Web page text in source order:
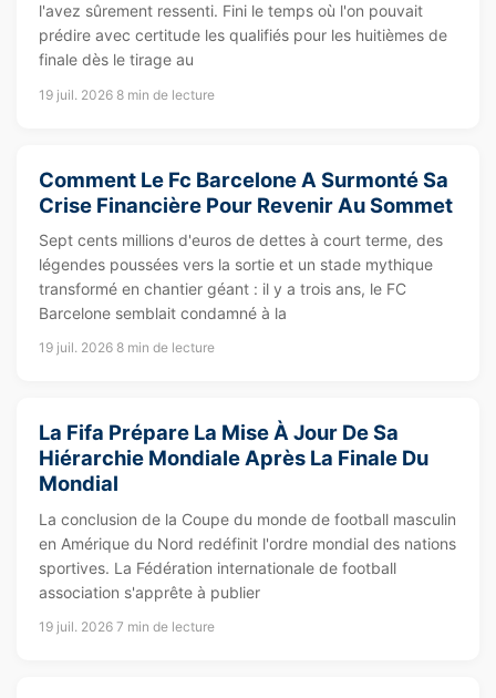
l'avez sûrement ressenti. Fini le temps où l'on pouvait
prédire avec certitude les qualifiés pour les huitièmes de
finale dès le tirage au
19 juil. 2026 8 min de lecture
Comment Le Fc Barcelone A Surmonté Sa
Crise Financière Pour Revenir Au Sommet
Sept cents millions d'euros de dettes à court terme, des
légendes poussées vers la sortie et un stade mythique
transformé en chantier géant : il y a trois ans, le FC
Barcelone semblait condamné à la
19 juil. 2026 8 min de lecture
La Fifa Prépare La Mise À Jour De Sa
Hiérarchie Mondiale Après La Finale Du
Mondial
La conclusion de la Coupe du monde de football masculin
en Amérique du Nord redéfinit l'ordre mondial des nations
sportives. La Fédération internationale de football
association s'apprête à publier
19 juil. 2026 7 min de lecture